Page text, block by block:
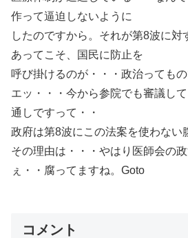
作って逼迫しないように
したのですから。それが第8波に対
あってこそ、国民に防止を
呼び掛けるのが・・・政治っても
エッ・・・今から参院でも審議し
通しですって・・
政府は第8波にこの法案を使わない
その理由は・・・やはり医師会の
ぇ・・腐ってますね。Goto
コメント